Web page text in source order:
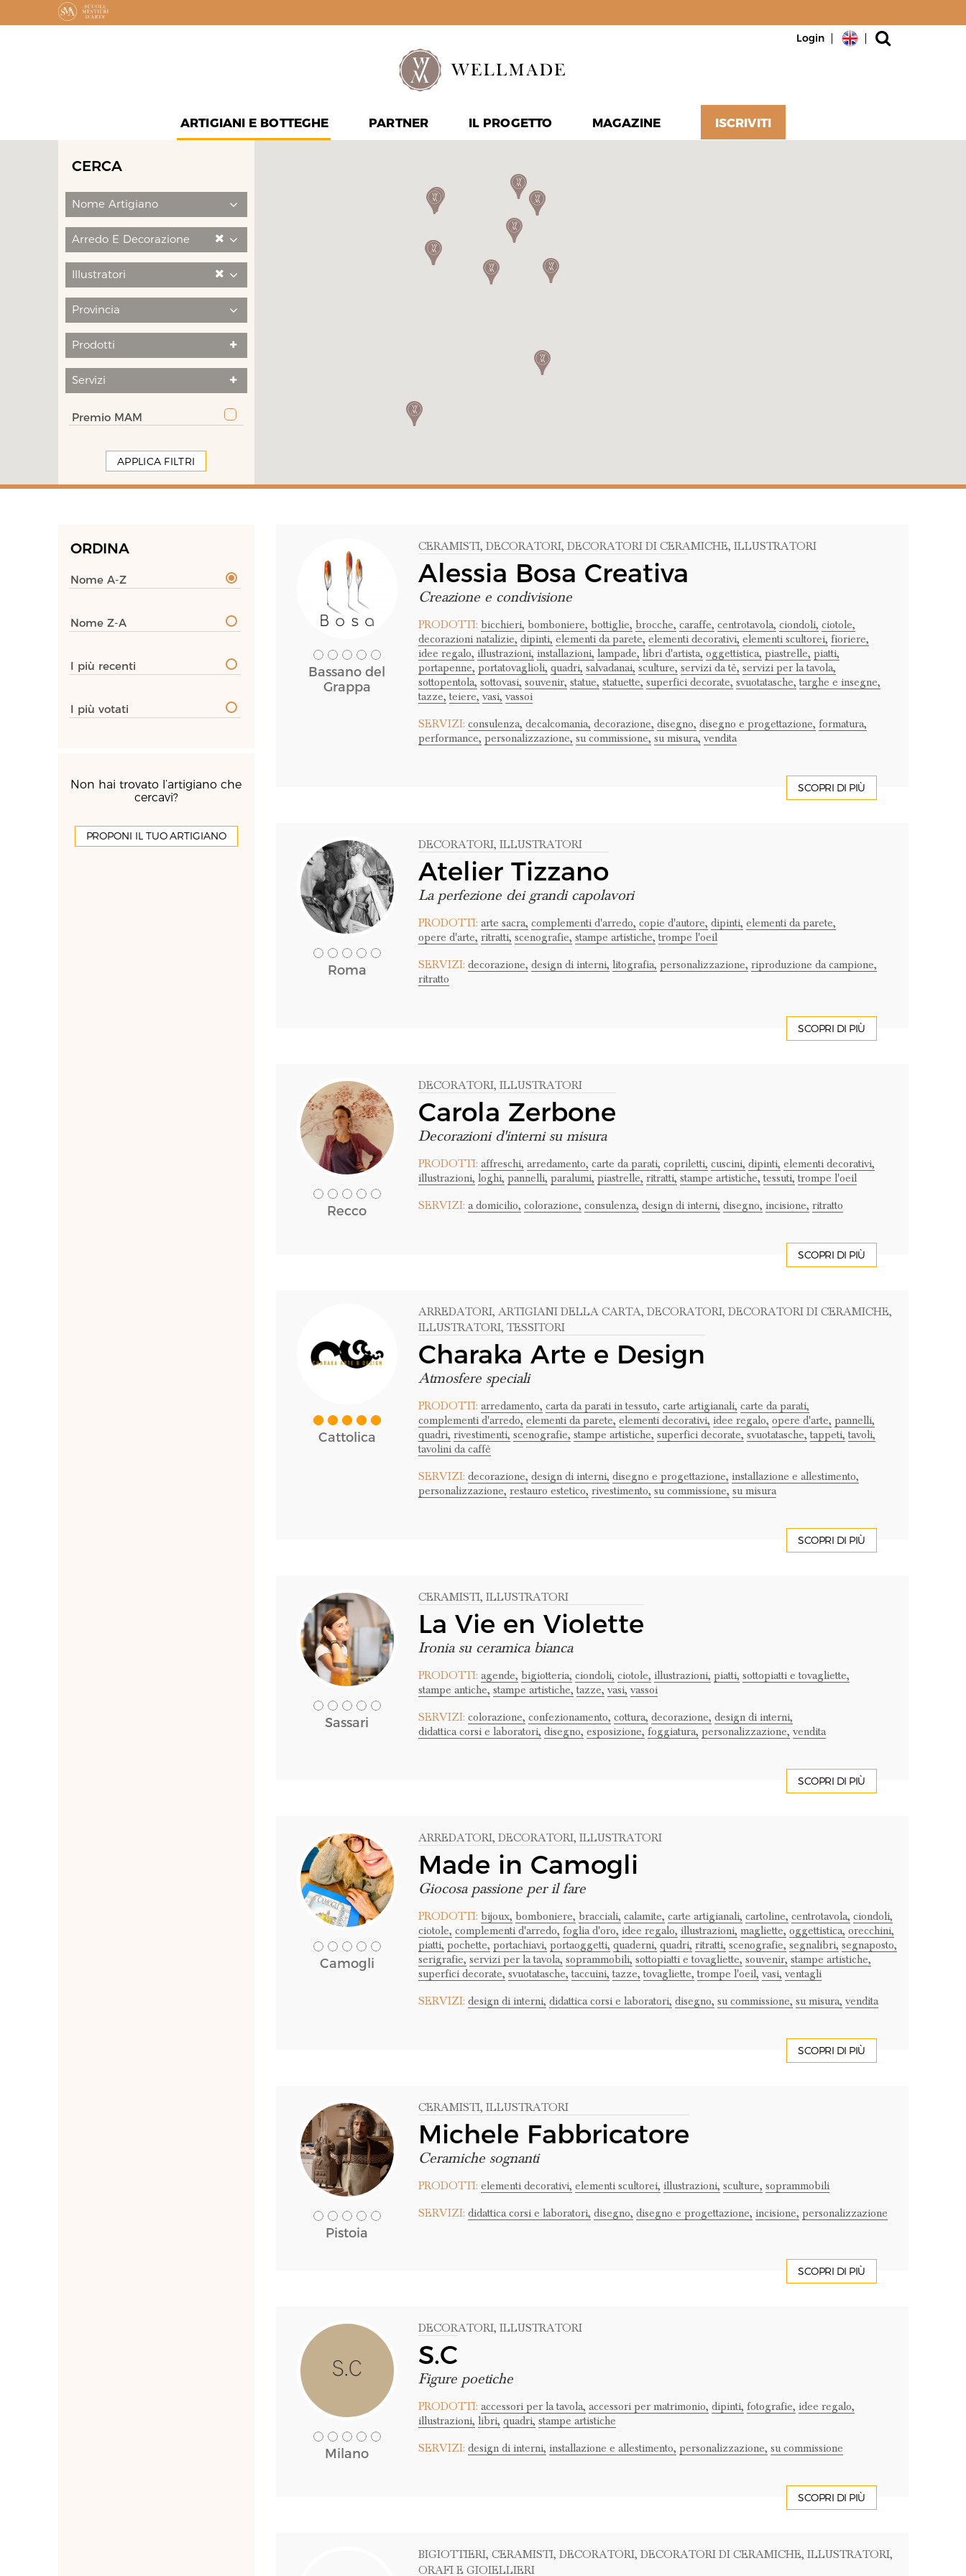
Login
ARTIGIANI E BOTTEGHE PARTNER IL PROGETTO MAGAZINE ISCRIVITI
CERCA
Nome Artigiano
Arredo E Decorazione
Illustratori
Provincia
Prodotti
Servizi
Premio MAM
APPLICA FILTRI
ORDINA
Nome A-Z
Nome Z-A
I più recenti
I più votati
Non hai trovato l’artigiano che
cercavi?
PROPONI IL TUO ARTIGIANO
Bassano del
Grappa
CERAMISTI, DECORATORI, DECORATORI DI CERAMICHE, ILLUSTRATORI
Alessia Bosa Creativa
Creazione e condivisione
PRODOTTI: bicchieri, bomboniere, bottiglie, brocche, caraffe, centrotavola, ciondoli, ciotole,
decorazioni natalizie, dipinti, elementi da parete, elementi decorativi, elementi scultorei, fioriere,
idee regalo, illustrazioni, installazioni, lampade, libri d'artista, oggettistica, piastrelle, piatti,
portapenne, portatovaglioli, quadri, salvadanai, sculture, servizi da tè, servizi per la tavola,
sottopentola, sottovasi, souvenir, statue, statuette, superfici decorate, svuotatasche, targhe e insegne,
tazze, teiere, vasi, vassoi
SERVIZI: consulenza, decalcomania, decorazione, disegno, disegno e progettazione, formatura,
performance, personalizzazione, su commissione, su misura, vendita
SCOPRI DI PIÙ
Roma
DECORATORI, ILLUSTRATORI
Atelier Tizzano
La perfezione dei grandi capolavori
PRODOTTI: arte sacra, complementi d'arredo, copie d'autore, dipinti, elementi da parete,
opere d'arte, ritratti, scenografie, stampe artistiche, trompe l'oeil
SERVIZI: decorazione, design di interni, litografia, personalizzazione, riproduzione da campione,
ritratto
SCOPRI DI PIÙ
Recco
DECORATORI, ILLUSTRATORI
Carola Zerbone
Decorazioni d'interni su misura
PRODOTTI: affreschi, arredamento, carte da parati, copriletti, cuscini, dipinti, elementi decorativi,
illustrazioni, loghi, pannelli, paralumi, piastrelle, ritratti, stampe artistiche, tessuti, trompe l'oeil
SERVIZI: a domicilio, colorazione, consulenza, design di interni, disegno, incisione, ritratto
SCOPRI DI PIÙ
Cattolica
ARREDATORI, ARTIGIANI DELLA CARTA, DECORATORI, DECORATORI DI CERAMICHE,
ILLUSTRATORI, TESSITORI
Charaka Arte e Design
Atmosfere speciali
PRODOTTI: arredamento, carta da parati in tessuto, carte artigianali, carte da parati,
complementi d'arredo, elementi da parete, elementi decorativi, idee regalo, opere d'arte, pannelli,
quadri, rivestimenti, scenografie, stampe artistiche, superfici decorate, svuotatasche, tappeti, tavoli,
tavolini da caffè
SERVIZI: decorazione, design di interni, disegno e progettazione, installazione e allestimento,
personalizzazione, restauro estetico, rivestimento, su commissione, su misura
SCOPRI DI PIÙ
Sassari
CERAMISTI, ILLUSTRATORI
La Vie en Violette
Ironia su ceramica bianca
PRODOTTI: agende, bigiotteria, ciondoli, ciotole, illustrazioni, piatti, sottopiatti e tovagliette,
stampe antiche, stampe artistiche, tazze, vasi, vassoi
SERVIZI: colorazione, confezionamento, cottura, decorazione, design di interni,
didattica corsi e laboratori, disegno, esposizione, foggiatura, personalizzazione, vendita
SCOPRI DI PIÙ
Camogli
ARREDATORI, DECORATORI, ILLUSTRATORI
Made in Camogli
Giocosa passione per il fare
PRODOTTI: bijoux, bomboniere, bracciali, calamite, carte artigianali, cartoline, centrotavola, ciondoli,
ciotole, complementi d'arredo, foglia d'oro, idee regalo, illustrazioni, magliette, oggettistica, orecchini,
piatti, pochette, portachiavi, portaoggetti, quaderni, quadri, ritratti, scenografie, segnalibri, segnaposto,
serigrafie, servizi per la tavola, soprammobili, sottopiatti e tovagliette, souvenir, stampe artistiche,
superfici decorate, svuotatasche, taccuini, tazze, tovagliette, trompe l'oeil, vasi, ventagli
SERVIZI: design di interni, didattica corsi e laboratori, disegno, su commissione, su misura, vendita
SCOPRI DI PIÙ
Pistoia
CERAMISTI, ILLUSTRATORI
Michele Fabbricatore
Ceramiche sognanti
PRODOTTI: elementi decorativi, elementi scultorei, illustrazioni, sculture, soprammobili
SERVIZI: didattica corsi e laboratori, disegno, disegno e progettazione, incisione, personalizzazione
SCOPRI DI PIÙ
Milano
DECORATORI, ILLUSTRATORI
S.C
Figure poetiche
PRODOTTI: accessori per la tavola, accessori per matrimonio, dipinti, fotografie, idee regalo,
illustrazioni, libri, quadri, stampe artistiche
SERVIZI: design di interni, installazione e allestimento, personalizzazione, su commissione
SCOPRI DI PIÙ
BIGIOTTIERI, CERAMISTI, DECORATORI, DECORATORI DI CERAMICHE, ILLUSTRATORI,
ORAFI E GIOIELLIERI